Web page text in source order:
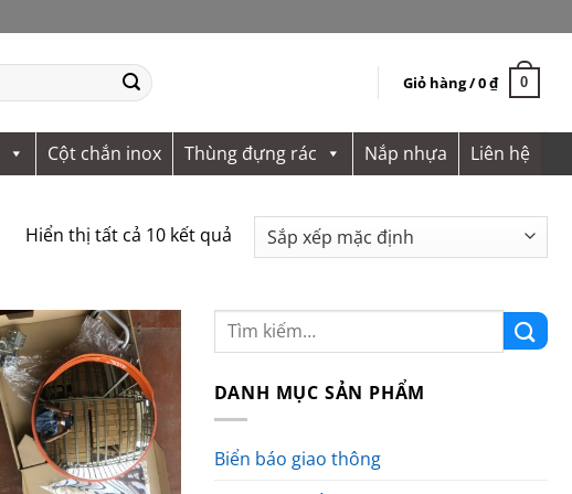
Giỏ hàng /0₫ 0
Cột chắn inox Thùng đựng rác Nắp nhựa Liên hệ
Hiển thị tất cả 10 kết quả
DANH MỤC SẢN PHẨM
Biển báo giao thông